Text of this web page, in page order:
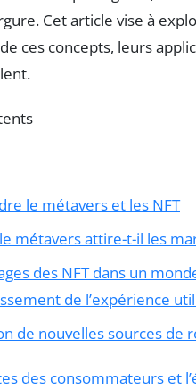
Cet article vise à
ces concepts, leurs
le métavers et les NFT
métavers attire-t-il les
des NFT dans un
de l’expérience
de nouvelles sources de
des consommateurs et